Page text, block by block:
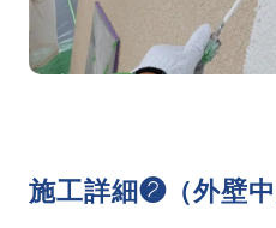
施工詳細❷（外壁中